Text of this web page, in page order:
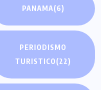
PANAMA(6)
PERIODISMO
TURISTICO(22)